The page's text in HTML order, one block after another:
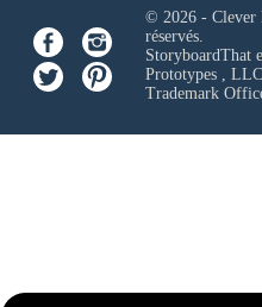
© 2026 - Clever
réservés.
StoryboardThat
Prototypes , LLC
Trademark